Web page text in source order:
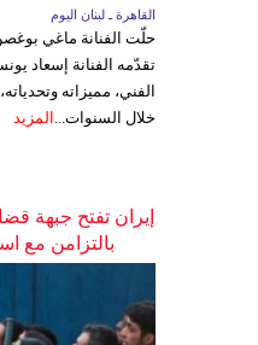
القاهرة ـ لبنان اليوم
حلّت الفنانة ماغي
الفني، مميزاته
خلال السنوات... المزيد
إيران تفتح جبهة
بالتزامن مع